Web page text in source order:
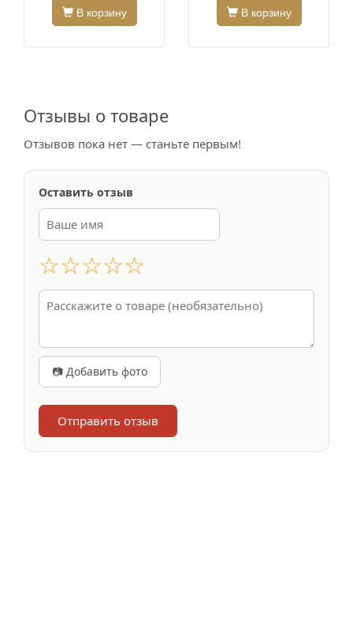
В корзину
В корзину
Отзывы о товаре
Отзывов пока нет — станьте первым!
Оставить отзыв
☆☆☆☆☆
📷 Добавить фото
Отправить отзыв